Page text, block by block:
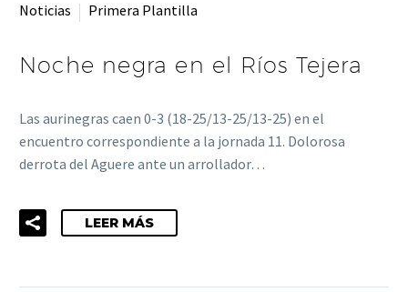
Noticias
Primera Plantilla
Noche negra en el Ríos Tejera
Las aurinegras caen 0-3 (18-25/13-25/13-25) en el
encuentro correspondiente a la jornada 11. Dolorosa
derrota del Aguere ante un arrollador…
LEER MÁS